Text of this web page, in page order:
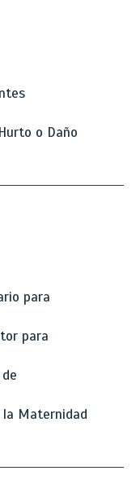
o Daño
para
para
la Maternidad